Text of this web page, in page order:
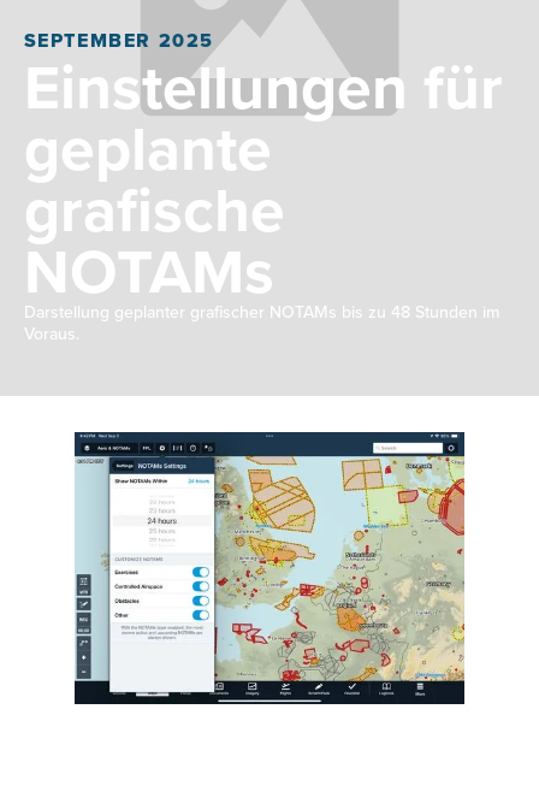
SEPTEMBER 2025
Einstellungen für
geplante
grafische
NOTAMs
Darstellung geplanter grafischer NOTAMs bis zu 48 Stunden im
Voraus.